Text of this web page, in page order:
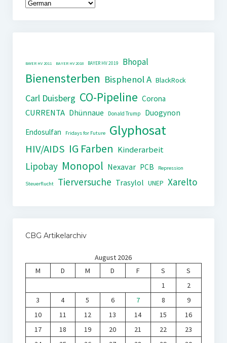
BAYER HV 2011 BAYER HV 2018 BAYER HV 2019 Bhopal
Bienensterben Bisphenol A BlackRock
Carl Duisberg CO-Pipeline Corona
CURRENTA Dhünnaue Donald Trump
Duogynon
Endosulfan
Fridays for Future Glyphosat
HIV/AIDS IG Farben Kinderarbeit
Lipobay Monopol Nexavar PCB Repression
Steuerflucht Tierversuche Trasylol UNEP Xarelto
CBG Artikelarchiv
August 2026
M
D M D F S
S
1
2
3
4 5 6 7 8
9
10
11 12 13 14 15
16
17
18 19 20 21 22
23